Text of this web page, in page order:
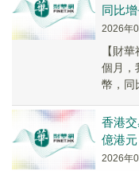
同比
2026年
【財
個月，
幣，同
香港
億港
2026年